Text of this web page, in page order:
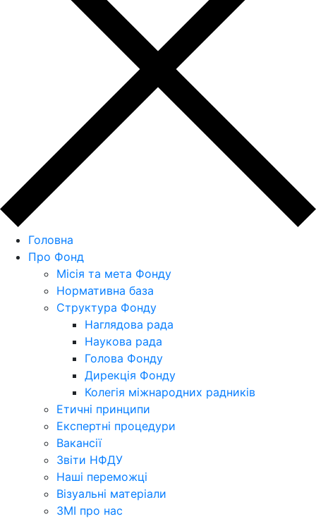
Головна
Про Фонд
Місія та мета Фонду
Нормативна база
Структура Фонду
Наглядова рада
Наукова рада
Голова Фонду
Дирекція Фонду
Колегія міжнародних радників
Етичні принципи
Експертні процедури
Вакансії
Звіти НФДУ
Наші переможці
Візуальні матеріали
ЗМІ про нас